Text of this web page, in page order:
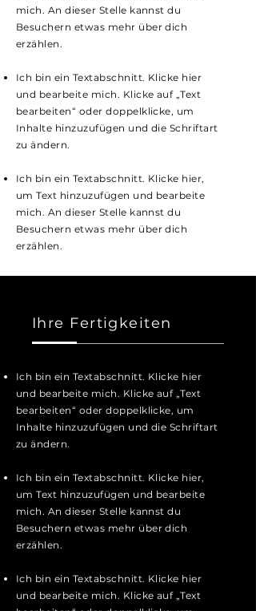
mich. An dieser Stelle kannst du
Besuchern etwas mehr über dich
erzählen.
Ich bin ein Textabschnitt. Klicke hier
und bearbeite mich. Klicke auf „Text
bearbeiten“ oder doppelklicke, um
Inhalte hinzuzufügen und die Schriftart
zu ändern.
Ich bin ein Textabschnitt. Klicke hier,
um Text hinzuzufügen und bearbeite
mich. An dieser Stelle kannst du
Besuchern etwas mehr über dich
erzählen.
Ihre Fertigkeiten
Ich bin ein Textabschnitt. Klicke hier
und bearbeite mich. Klicke auf „Text
bearbeiten“ oder doppelklicke, um
Inhalte hinzuzufügen und die Schriftart
zu ändern.
Ich bin ein Textabschnitt. Klicke hier,
um Text hinzuzufügen und bearbeite
mich. An dieser Stelle kannst du
Besuchern etwas mehr über dich
erzählen.
Ich bin ein Textabschnitt. Klicke hier
und bearbeite mich. Klicke auf „Text